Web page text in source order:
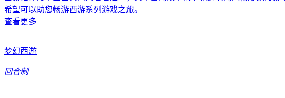
希望可以助您畅游西游系列游戏之旅。
查看更多
梦幻西游
回合制